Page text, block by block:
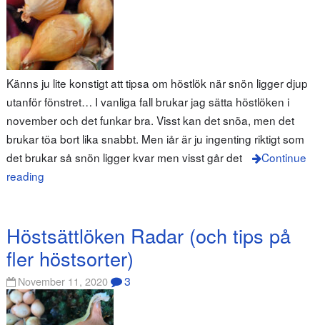
Känns ju lite konstigt att tipsa om höstlök när snön ligger djup
utanför fönstret… I vanliga fall brukar jag sätta höstlöken i
november och det funkar bra. Visst kan det snöa, men det
brukar töa bort lika snabbt. Men iår är ju ingenting riktigt som
det brukar så snön ligger kvar men visst går det
Continue
reading
Höstsättlöken Radar (och tips på
fler höstsorter)
November 11, 2020 3